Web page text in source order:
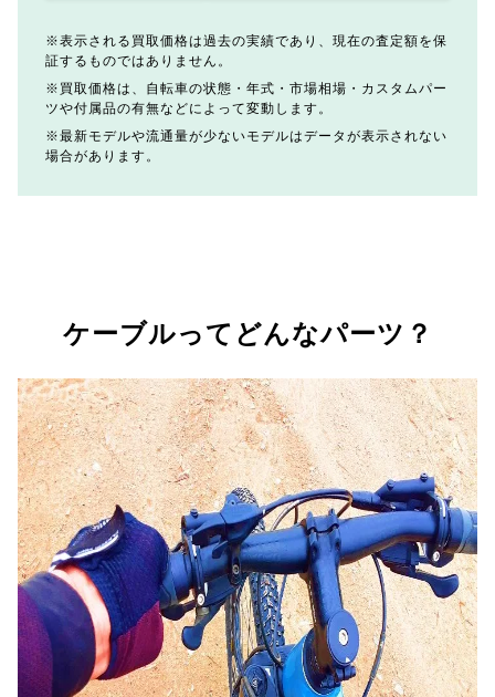
表示される買取価格は過去の実績であり、現在の査定額を保
証するものではありません。
買取価格は、自転車の状態・年式・市場相場・カスタムパー
ツや付属品の有無などによって変動します。
最新モデルや流通量が少ないモデルはデータが表示されない
場合があります。
ケーブルってどんなパーツ？